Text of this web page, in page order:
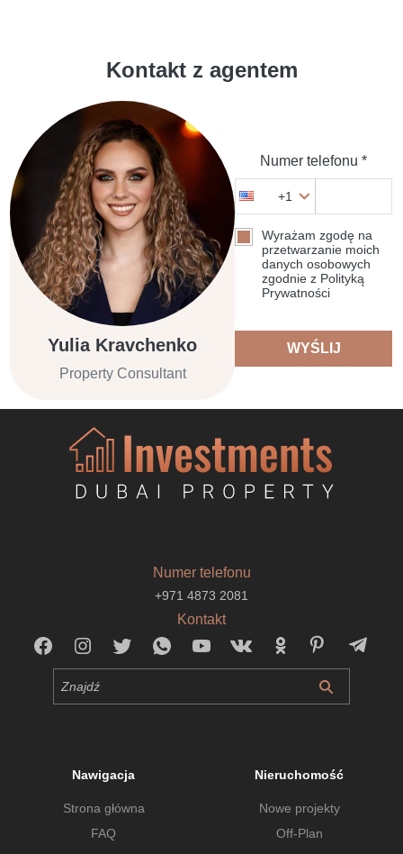
Kontakt z agentem
Yulia Kravchenko
Property Consultant
Numer telefonu *
+1
Wyrażam zgodę na
przetwarzanie moich
danych osobowych
zgodnie z Polityką
Prywatności
WYŚLIJ
Numer telefonu
+971 4873 2081
Kontakt
Nawigacja
Strona główna
FAQ
Nieruchomość
Nowe projekty
Off-Plan